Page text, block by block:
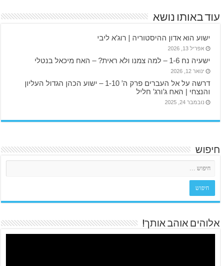
עוד באותו נושא
ישוע הוא אדון ההיסטוריה | רוג’א ליבי
אפריל 13, 2026
ישעיה נח 1-6 – למה צמנו ולא ראית? – האח מיכאל בנטלי
ינואר 12, 2026
דרשה על אל העברים פרק ה’ 1-10 – ישוע הכהן הגדול העליון
והנצחי | האח ג’ורג’ חליל
נובמבר 24, 2025
חיפוש
אלוהים אוהב אותך!